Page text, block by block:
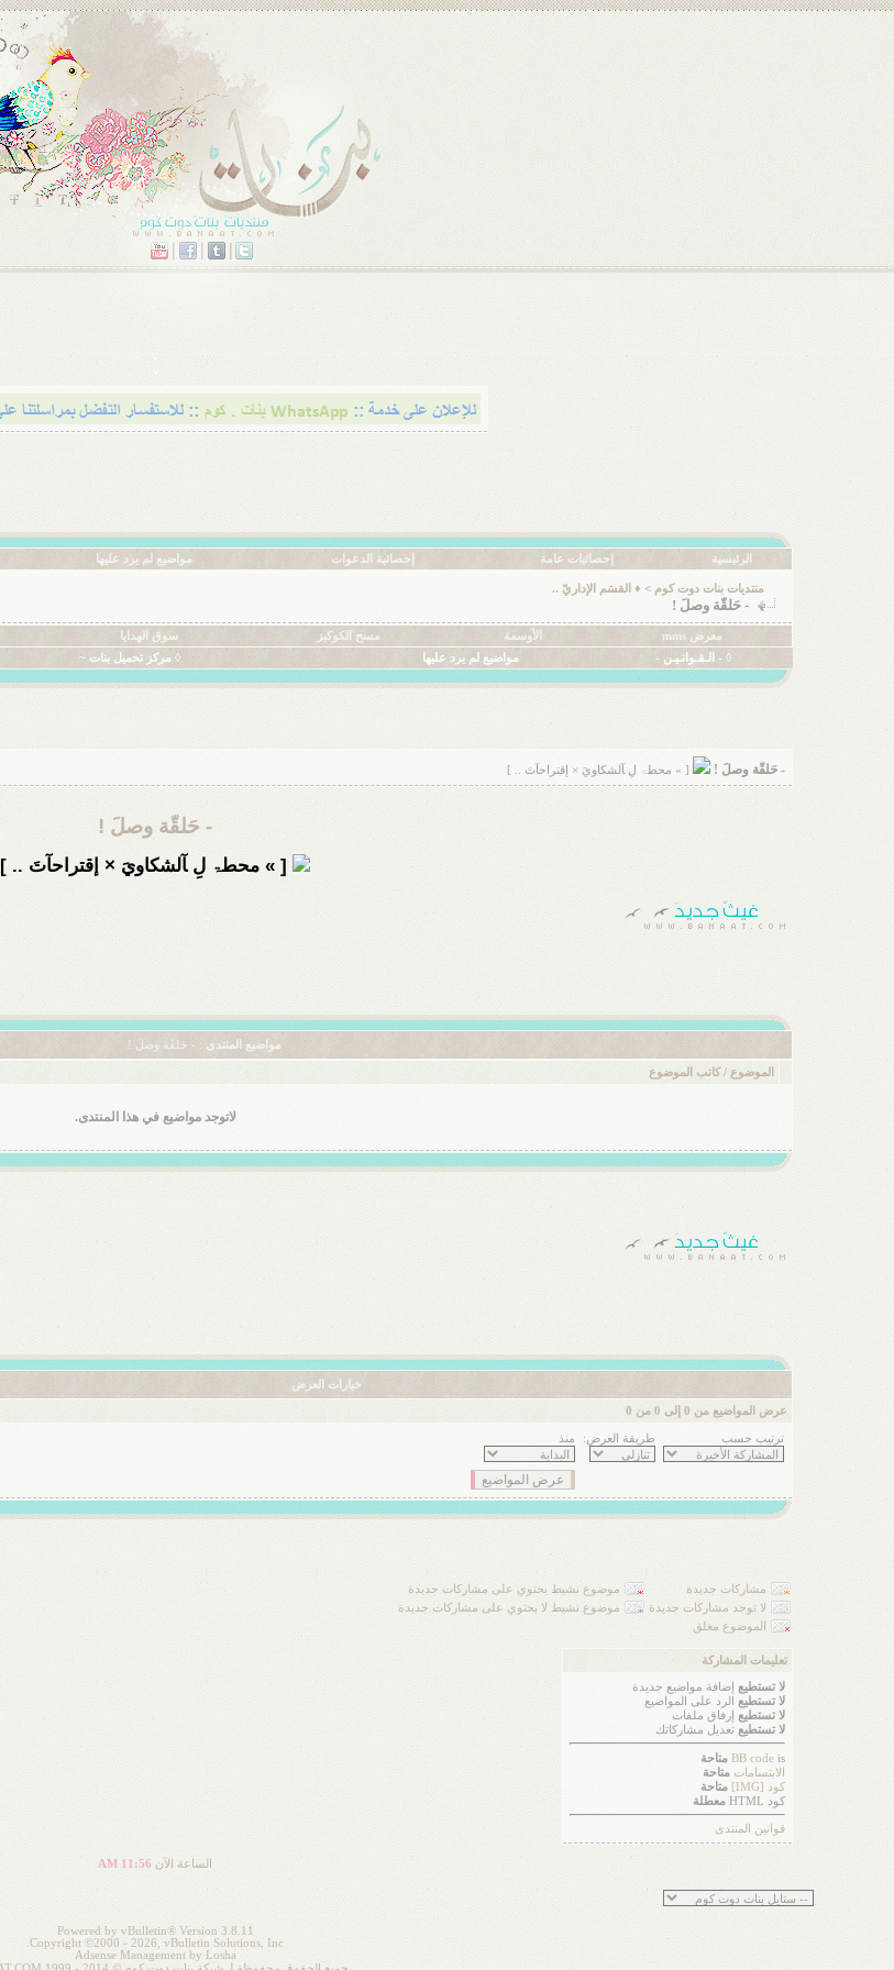
الرئيسية إحصائيات عامة إحصائية الدعوات مواضيع لم يرد عليها
منتديات بنات دوت كوم > ♦ القسَم الإداريّ ..
- حَلقّة وصلَ !
معرض mms الأوسمة مسح الكوكيز سوق الهدايا
◊ - الـقـوانـيـن -
مواضيع لم يرد عليها ◊ مركز تحميل بنات ~
- حَلقّة وصلَ ! [ » محطۃ لِ ﺂلشكاويَ × إقتراحآتَ .. ]
- حَلقّة وصلَ !
[ » محطۃ لِ ﺂلشكاويَ × إقتراحآتَ .. ]
مواضيع المنتدى : - حَلقّة وصلَ !
الموضوع /كاتب الموضوع
لاتوجد مواضيع في هذا المنتدى.
خيارات العرض
عرض المواضيع من 0 إلى 0 من 0
ترتيب حسب طريقة العرض: منذ
مشاركات جديدة
موضوع نشيط يحتوي على مشاركات جديدة
لا توجد مشاركات جديدة
موضوع نشيط لا يحتوي على مشاركات جديدة
الموضوع مغلق
تعليمات المشاركة
لا تستطيع
إضافة مواضيع جديدة
لا تستطيع
الرد على المواضيع
لا تستطيع
إرفاق ملفات
لا تستطيع تعديل مشاركاتك
BB codeis
متاحة
الابتسامات متاحة
كود [IMG]
متاحة
كود HTML
معطلة
قوانين المنتدى
الساعة الآن 11:56 AM
Powered by vBulletin® Version 3.8.11
Copyright ©2000 - 2026, vBulletin Solutions, Inc.
Adsense Management by Losha